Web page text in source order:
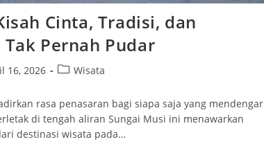
Cinta, Tradisi, dan
Pernah Pudar
16, 2026
PostWisata
rasa penasaran bagi siapa saja yang mendengar
di tengah aliran Sungai Musi ini menawarkan
destinasi wisata pada…